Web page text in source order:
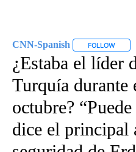
CNN-Spanish FOLLOW
¿Estaba el líder
Turquía durante
octubre?
dice el principal